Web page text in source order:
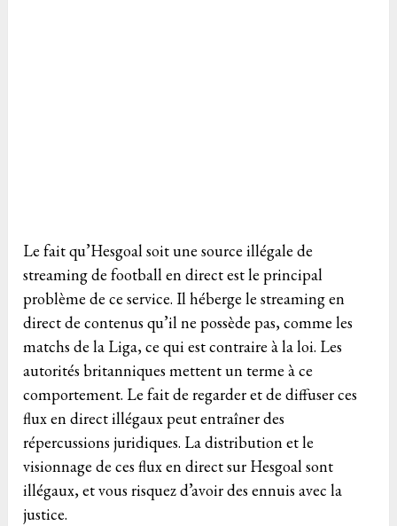
Le fait qu’Hesgoal soit une source illégale de
streaming de football en direct est le principal
problème de ce service. Il héberge le streaming en
direct de contenus qu’il ne possède pas, comme les
matchs de la Liga, ce qui est contraire à la loi. Les
autorités britanniques mettent un terme à ce
comportement. Le fait de regarder et de diffuser ces
flux en direct illégaux peut entraîner des
répercussions juridiques. La distribution et le
visionnage de ces flux en direct sur Hesgoal sont
illégaux, et vous risquez d’avoir des ennuis avec la
justice.